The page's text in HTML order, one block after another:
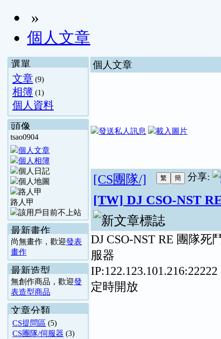
»
個人文章
選單
文章 (9)
相簿 (1)
個人資料
頭像
tsao0904
路人甲
最新畫作
尚無畫作，歡迎發表
畫作
最新造型
無創作商品，歡迎發
表造型商品
文章分類
CS提問區 (5)
CS團隊/伺服器 (3)
個人文章
分享:
[CS團隊/]
[TW] DJ CSO-NST
DJ CSO-NST RE 團隊死
服器
定時開放